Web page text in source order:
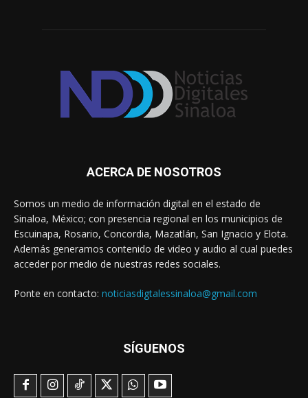
ACERCA DE NOSOTROS
Somos un medio de información digital en el estado de
Sinaloa, México; con presencia regional en los municipios de
Escuinapa, Rosario, Concordia, Mazatlán, San Ignacio y Elota.
Además generamos contenido de video y audio al cual puedes
acceder por medio de nuestras redes sociales.
Ponte en contacto: noticiasdigtalessinaloa@gmail.com
SÍGUENOS